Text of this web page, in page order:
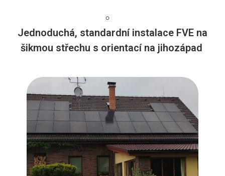
Jednoduchá, standardní instalace FVE na
šikmou střechu s orientací na jihozápad